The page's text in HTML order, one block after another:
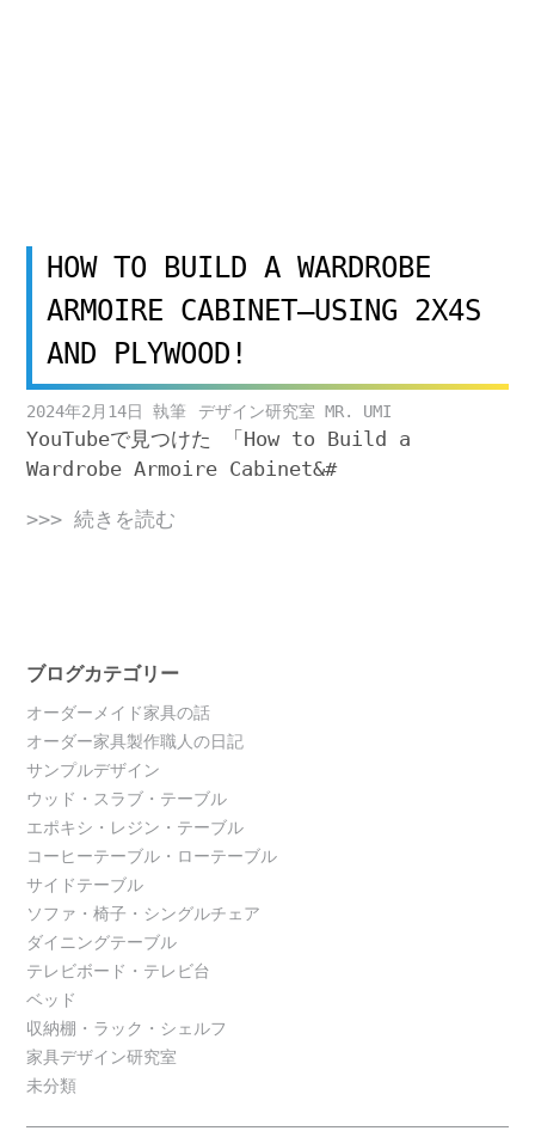
HOW TO BUILD A WARDROBE
ARMOIRE CABINET–USING 2X4S
AND PLYWOOD!
2024年2月14日 デザイン研究室 MR. UMI
YouTubeで見つけた 「How to Build a
Wardrobe Armoire Cabinet&#
>>> 続きを読む
ブログカテゴリー
オーダーメイド家具の話
オーダー家具製作職人の日記
サンプルデザイン
ウッド・スラブ・テーブル
エポキシ・レジン・テーブル
コーヒーテーブル・ローテーブル
サイドテーブル
ソファ・椅子・シングルチェア
ダイニングテーブル
テレビボード・テレビ台
ベッド
収納棚・ラック・シェルフ
家具デザイン研究室
未分類